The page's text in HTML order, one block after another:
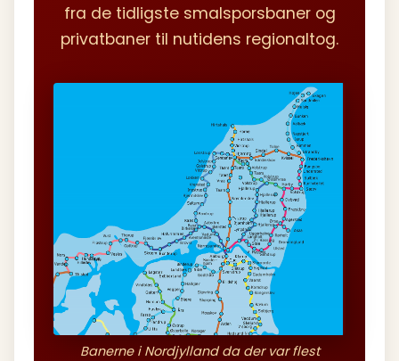
fra de tidligste smalsporsbaner og
privatbaner til nutidens regionaltog.
Banerne i Nordjylland da der var flest